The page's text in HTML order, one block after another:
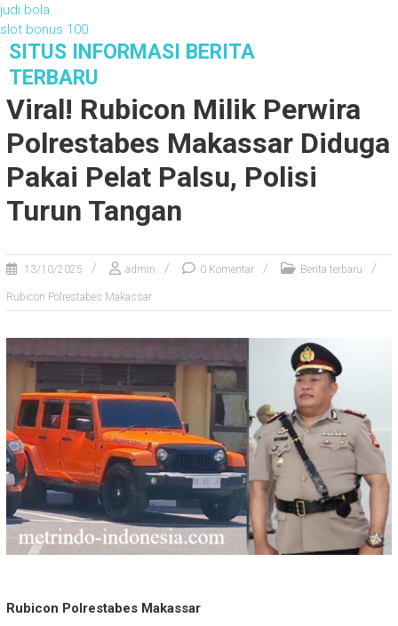
judi bola
slot bonus 100
p
SITUS INFORMASI BERITA
TERBARU
Viral! Rubicon Milik Perwira
Polrestabes Makassar Diduga
Pakai Pelat Palsu, Polisi
Turun Tangan
13/10/2025 admin 0 Komentar Berita terbaru
Rubicon Polrestabes Makassar
Rubicon Polrestabes Makassar